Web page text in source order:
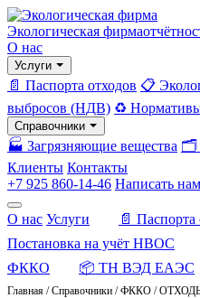
Экологическая фирма
О нас
Услуги
📄 Паспорта отходов 📋
выбросов (НДВ) ♻️ Нормативы
Справочники
🏭 Загрязняющие вещества 🗂️
Клиенты Контакты
+7 925 860-14-46 Написать нам
О нас Услуги 📄 Паспорта
Постановка на учёт НВОС
ФККО
📦 ТН ВЭД ЕАЭС
Главная /Справочники /ФККО /